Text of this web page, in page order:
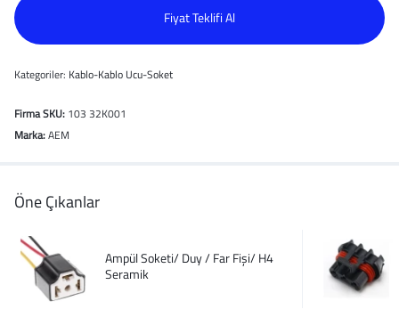
Fiyat Teklifi Al
Kategoriler: Kablo-Kablo Ucu-Soket
Firma SKU: 103 32K001
Marka:AEM
Öne Çıkanlar
Ampül Soketi/ Duy / Far Fişi/ H4
Seramik